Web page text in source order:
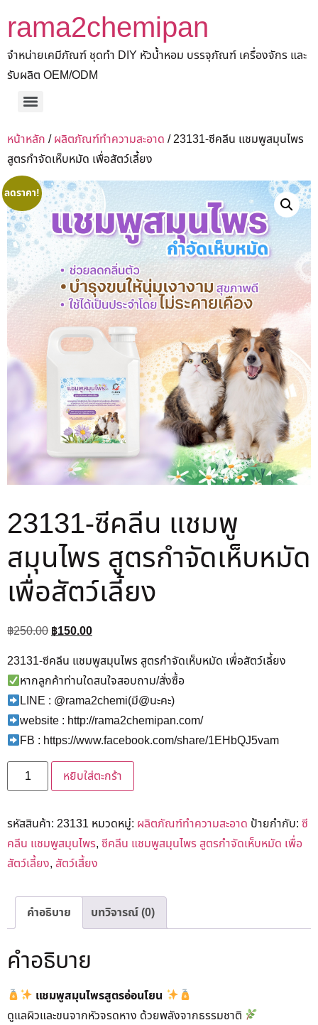
rama2chemipan
จำหน่ายเคมีภัณฑ์ ชุดทำ DIY หัวน้ำหอม บรรจุภัณฑ์ เครื่องจักร และ
รับผลิต OEM/ODM
หน้าหลัก /ผลิตภัณฑ์ทำความสะอาด / 23131-ซีคลีน แชมพูสมุนไพร
สูตรกำจัดเห็บหมัด เพื่อสัตว์เลี้ยง
ลดราคา!
23131-ซีคลีน แชมพู
สมุนไพร สูตรกำจัดเห็บหมัด
เพื่อสัตว์เลี้ยง
฿250.00฿150.00
23131-ซีคลีน แชมพูสมุนไพร สูตรกำจัดเห็บหมัด เพื่อสัตว์เลี้ยง
หากลูกค้าท่านใดสนใจสอบถาม/สั่งซื้อ
LINE : @rama2chemi(มี@นะคะ)
website : http://rama2chemipan.com/
FB : https://www.facebook.com/share/1EHbQJ5vam
หยิบใส่ตะกร้า
รหัสสินค้า: 23131 หมวดหมู่: ผลิตภัณฑ์ทำความสะอาด ป้ายกำกับ: ซี
คลีน แชมพูสมุนไพร, ซีคลีน แชมพูสมุนไพร สูตรกำจัดเห็บหมัด เพื่อ
สัตว์เลี้ยง, สัตว์เสี้ยง
คำอธิบาย บทวิจารณ์ (0)
คำอธิบาย
แชมพูสมุนไพรสูตรอ่อนโยน
ดูแลผิวและขนจากหัวจรดหาง ด้วยพลังจากธรรมชาติ